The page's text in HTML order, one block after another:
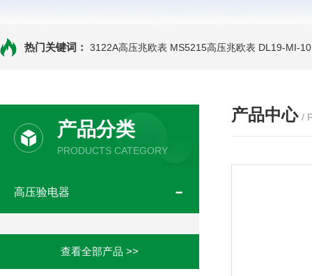
热门关键词： 3122A高压兆欧表 MS5215高压兆欧表 DL19-MI-
产品分类
PRODUCTS CATEGORY
高压验电器
查看全部产品 >>
产品中心 /